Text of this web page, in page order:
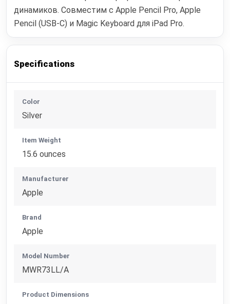
динамиков. Совместим с Apple Pencil Pro, Apple
Pencil (USB‑C) и Magic Keyboard для iPad Pro.
Specifications
Color
Silver
Item Weight
15.6 ounces
Manufacturer
Apple
Brand
Apple
Model Number
MWR73LL/A
Product Dimensions